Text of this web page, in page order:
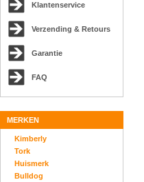
Klantenservice
Verzending & Retours
Garantie
FAQ
MERKEN
Kimberly
Tork
Huismerk
Bulldog